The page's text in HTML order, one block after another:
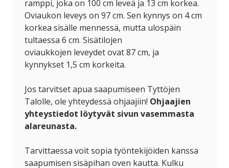
ramppi, joka on 100 cm leveä ja 13 cm korkea.
Oviaukon leveys on 97 cm. Sen kynnys on 4 cm
korkea sisälle mennessä, mutta ulospäin
tultaessa 6 cm. Sisätilojen
oviaukkojen leveydetovat87 cm, ja
kynnykset 1,5 cm korkeita.
Jos tarvitset apua saapumiseen Tyttöjen
Talolle, ole yhteydessä ohjaajiin! Ohjaajien
yhteystiedot löytyvät sivun vasemmasta
alareunasta.
Tarvittaessa voit sopia työntekijöiden kanssa
saapumisen sisäpihan oven kautta. Kulku